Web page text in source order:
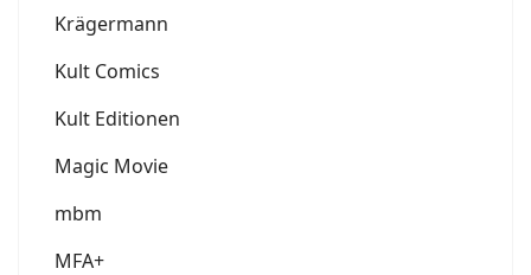
Krägermann
Kult Comics
Kult Editionen
Magic Movie
mbm
MFA+